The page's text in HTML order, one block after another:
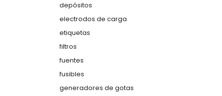
depósitos
electrodos de carga
etiquetas
filtros
fuentes
fusibles
generadores de gotas